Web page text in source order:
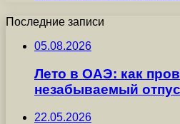
Последние записи
05.08.2026
Лето в ОАЭ: как
незабываемый
22.05.2026